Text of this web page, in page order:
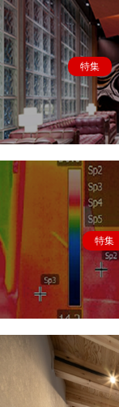
特集
特集